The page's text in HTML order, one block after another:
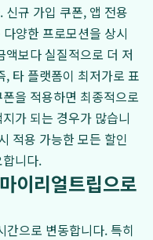
신규 가입 쿠폰, 앱 전용
양한 프로모션을 상시
보다 실질적으로 더 저
타 플랫폼이 최저가로 표
을 적용하면 최종적으로
가 되는 경우가 많습니
적용 가능한 모든 할인
니다.
이리얼트립으로
으로 변동합니다. 특히